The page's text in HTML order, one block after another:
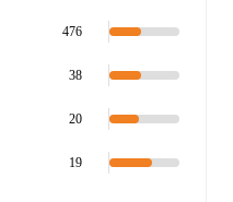
476
38
20
19